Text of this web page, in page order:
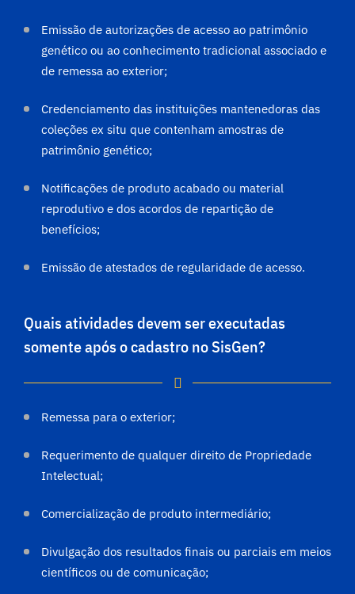
Emissão de autorizações de acesso ao patrimônio
genético ou ao conhecimento tradicional associado e
de remessa ao exterior;
Credenciamento das instituições mantenedoras das
coleções ex situ que contenham amostras de
patrimônio genético;
Notificações de produto acabado ou material
reprodutivo e dos acordos de repartição de
benefícios;
Emissão de atestados de regularidade de acesso.
Quais atividades devem ser executadas
somente após o cadastro no SisGen?
Remessa para o exterior;
Requerimento de qualquer direito de Propriedade
Intelectual;
Comercialização de produto intermediário;
Divulgação dos resultados finais ou parciais em meios
científicos ou de comunicação;